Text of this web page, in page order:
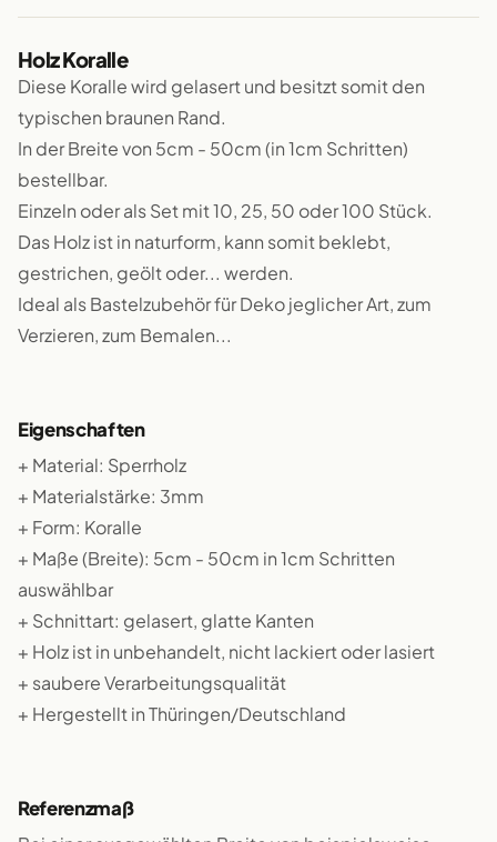
Holz Koralle
Diese Koralle wird gelasert und besitzt somit den
typischen braunen Rand.
In der Breite von 5cm - 50cm (in 1cm Schritten)
bestellbar.
Einzeln oder als Set mit 10, 25, 50 oder 100 Stück.
Das Holz ist in naturform, kann somit beklebt,
gestrichen, geölt oder... werden.
Ideal als Bastelzubehör für Deko jeglicher Art, zum
Verzieren, zum Bemalen...
Eigenschaften
+ Material: Sperrholz
+ Materialstärke: 3mm
+ Form: Koralle
+ Maße (Breite): 5cm - 50cm in 1cm Schritten
auswählbar
+ Schnittart: gelasert, glatte Kanten
+ Holz ist in unbehandelt, nicht lackiert oder lasiert
+ saubere Verarbeitungsqualität
+ Hergestellt in Thüringen/Deutschland
Referenzmaß